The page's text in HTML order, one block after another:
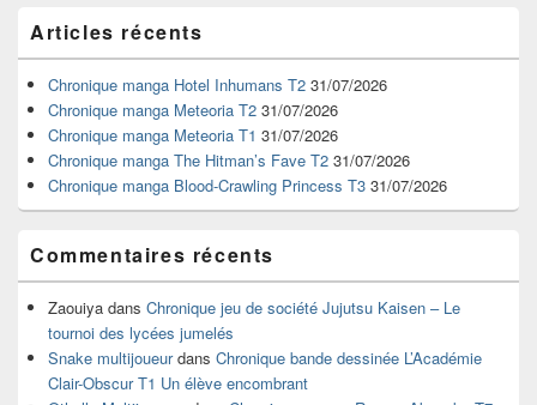
principale
de
widget
pour
barre
latérale
Articles récents
Chronique manga Hotel Inhumans T2 31/07/2026
Chronique manga Meteoria T2 31/07/2026
Chronique manga Meteoria T1 31/07/2026
Chronique manga The Hitman’s Fave T2 31/07/2026
Chronique manga Blood-Crawling Princess T3 31/07/2026
Commentaires récents
Zaouiya dans Chronique jeu de société Jujutsu Kaisen – Le
tournoi des lycées jumelés
Snake multijoueurdans Chronique bande dessinée L’Académie
Clair-Obscur T1 Un élève encombrant